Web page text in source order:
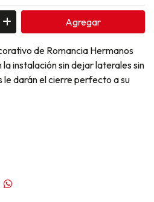
Agregar
de Romancia Hermanos
instalación sin dejar laterales sin
le darán el cierre perfecto a su